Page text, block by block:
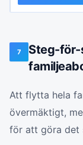
7
Steg-för-
Att flytta hela
övermäktigt,
för att göra det